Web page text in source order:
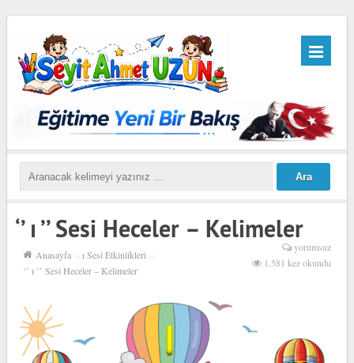
‘’ ı ’’ Sesi Heceler – Kelimeler
Anasayfa ›› ı Sesi Etkinlikleri ››
‘’ ı ’’ Sesi Heceler – Kelimeler
yorumsuz
1.581 kez okundu